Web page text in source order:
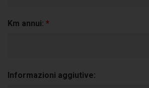
Km annui: *
Informazioni aggiutive: